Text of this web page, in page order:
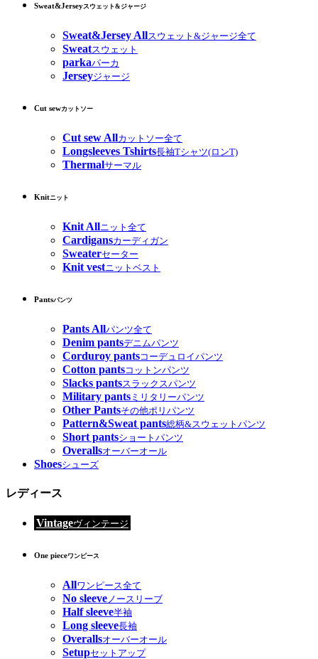
Sweat&Jerseyスウェット&ジャージ
Sweat&Jersey Allスウェット&ジャージ全て
Sweatスウェット
parkaパーカ
Jerseyジャージ
Cut sewカットソー
Cut sew Allカットソー全て
Longsleeves Tshirts長袖Tシャツ(ロンT)
Thermalサーマル
Knitニット
Knit Allニット全て
Cardigansカーディガン
Sweaterセーター
Knit vestニットベスト
Pantsパンツ
Pants Allパンツ全て
Denim pantsデニムパンツ
Corduroy pantsコーデュロイパンツ
Cotton pantsコットンパンツ
Slacks pantsスラックスパンツ
Military pants ミリタリーパンツ
Other Pantsその他ポリパンツ
Pattern&Sweat pants総柄&スウェットパンツ
Short pantsショートパンツ
Overallsオーバーオール
Shoesシューズ
レディース
Vintageヴィンテージ
One pieceワンピース
Allワンピース全て
No sleeve ノースリーブ
Half sleeve半袖
Long sleeve長袖
Overallsオーバーオール
Setupセットアップ